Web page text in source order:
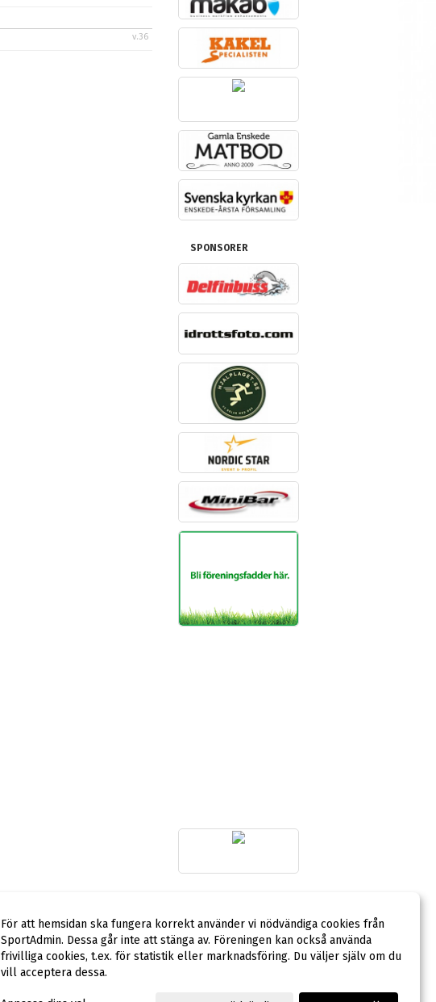
v.36
SPONSORER
För att hemsidan ska fungera korrekt använder vi nödvändiga cookies från
SportAdmin. Dessa går inte att stänga av. Föreningen kan också använda
frivilliga cookies, t.ex. för statistik eller marknadsföring. Du väljer själv om du
vill acceptera dessa.